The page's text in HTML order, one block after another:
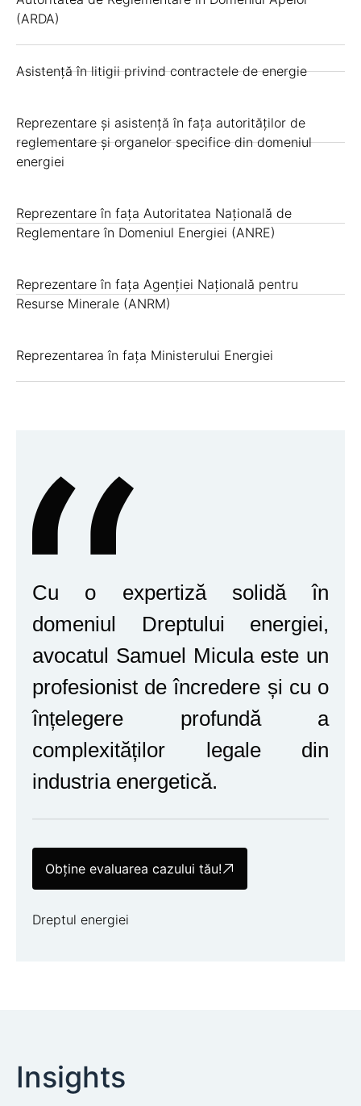
(ARDA)
Asistență în litigii privind contractele de energie
Reprezentare și asistență în fața autorităților de
reglementare și organelor specifice din domeniul
energiei
Reprezentare în fața Autoritatea Națională de
Reglementare în Domeniul Energiei (ANRE)
Reprezentare în fața Agenției Națională pentru
Resurse Minerale (ANRM)
Reprezentarea în fața Ministerului Energiei
Cu o expertiză solidă în
domeniul Dreptului energiei,
avocatul Samuel Micula este un
profesionist de încredere și cu o
înțelegere profundă a
complexităților legale din
industria energetică.
Obține evaluarea cazului tău!
Dreptul energiei
Insights